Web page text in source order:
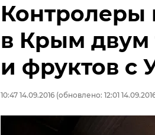
Контролеры
в Крым
и фруктов с
10:47 14.09.2016 (обновлено: 12:01